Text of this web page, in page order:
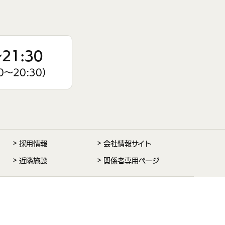
21:30
20:30）
採用情報 会社情報サイト
近隣施設 関係者専用ページ